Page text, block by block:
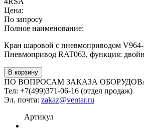
Цена:
По запросу
Полное наименование:
Кран шаровой с пневмоприводом V964-
Пневмопривод RAT063, функция:
ПО ВОПРОСАМ ЗАКАЗА
Тел: +7(499)371-06-16 (отдел продаж)
Эл. почта: zakaz@ventar.ru
Артикул